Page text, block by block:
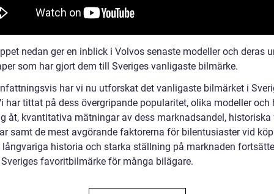
nedan ger en inblick i Volvos senaste modeller och deras
som har gjort dem till Sveriges vanligaste bilmärke.
har vi nu utforskat det vanligaste bilmärket i
har tittat på dess övergripande popularitet, olika modeller och
åt, kvantitativa mätningar av dess marknadsandel, historiska
samt de mest avgörande faktorerna för bilentusiaster vid
långvariga historia och starka ställning på marknaden
favoritbilmärke för många bilägare.